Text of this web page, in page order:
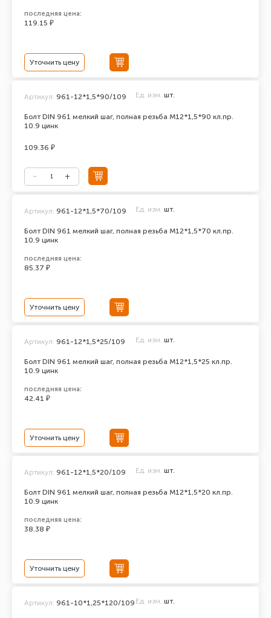
последняя цена:
119.15 ₽
Уточнить цену
Болт DIN 961 мелкий шаг, полная резьба M12*1,5*90 кл.пр.
10.9 цинк
Артикул: 961-12*1,5*90/109 Ед. изм. шт.
109.36 ₽
Болт DIN 961 мелкий шаг, полная резьба M12*1,5*70 кл.пр.
10.9 цинк
Артикул: 961-12*1,5*70/109 Ед. изм. шт.
последняя цена:
85.37 ₽
Уточнить цену
Болт DIN 961 мелкий шаг, полная резьба M12*1,5*25 кл.пр.
10.9 цинк
Артикул: 961-12*1,5*25/109 Ед. изм. шт.
последняя цена:
42.41 ₽
Уточнить цену
Болт DIN 961 мелкий шаг, полная резьба M12*1,5*20 кл.пр.
10.9 цинк
Артикул: 961-12*1,5*20/109 Ед. изм. шт.
последняя цена:
38.38 ₽
Уточнить цену
Артикул: 961-10*1,25*120/109 Ед. изм. шт.